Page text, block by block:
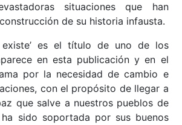
situaciones que han
de su historia infausta.
existe’ es el título de uno de los
en esta publicación y en el
por la necesidad de cambio e
con el propósito de llegar a
que salve a nuestros pueblos de
sido soportada por sus buenos